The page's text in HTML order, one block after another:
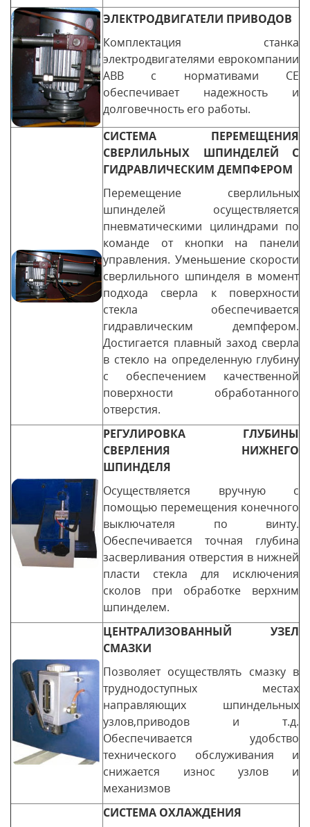
ЭЛЕКТРОДВИГАТЕЛИ ПРИВОДОВ
Комплектация станка
электродвигателями еврокомпании
АВВ с нормативами СЕ
обеспечивает надежность и
долговечность его работы.
СИСТЕМА ПЕРЕМЕЩЕНИЯ
СВЕРЛИЛЬНЫХ ШПИНДЕЛЕЙ С
ГИДРАВЛИЧЕСКИМ ДЕМПФЕРОМ
Перемещение сверлильных
шпинделей осуществляется
пневматическими цилиндрами по
команде от кнопки на панели
управления. Уменьшение скорости
сверлильного шпинделя в момент
подхода сверла к поверхности
стекла обеспечивается
гидравлическим демпфером.
Достигается плавный заход сверла
в стекло на определенную глубину
с обеспечением качественной
поверхности обработанного
отверстия.
РЕГУЛИРОВКА ГЛУБИНЫ
СВЕРЛЕНИЯ НИЖНЕГО
ШПИНДЕЛЯ
Осуществляется вручную с
помощью перемещения конечного
выключателя по винту.
Обеспечивается точная глубина
засверливания отверстия в нижней
пласти стекла для исключения
сколов при обработке верхним
шпинделем.
ЦЕНТРАЛИЗОВАННЫЙ УЗЕЛ
СМАЗКИ
Позволяет осуществлять смазку в
труднодоступных местах
направляющих шпиндельных
узлов,приводов и т.д.
Обеспечивается удобство
технического обслуживания и
снижается износ узлов и
механизмов
СИСТЕМА ОХЛАЖДЕНИЯ